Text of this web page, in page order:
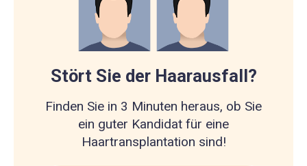
Stört Sie der Haarausfall?
Finden Sie in 3 Minuten heraus, ob Sie
ein guter Kandidat für eine
Haartransplantation sind!